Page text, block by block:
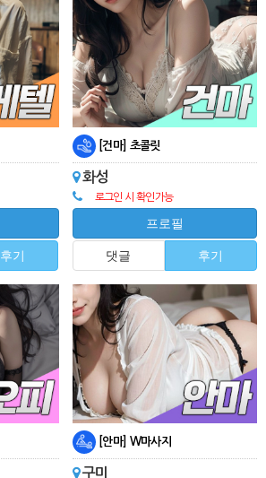
후기
[건마] 초콜릿
화성
로그인 시 확인가능
프로필
댓글 후기
[안마] W마사지
구미